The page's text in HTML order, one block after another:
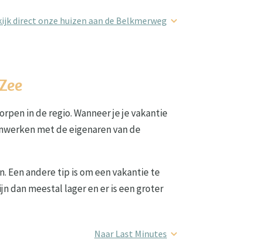
direct onze huizen aan de Belkmerweg
in de regio. Wanneer je je vakantie
met de eigenaren van de
Een andere tip is om een vakantie te
dan meestal lager en er is een groter
Naar Last Minutes